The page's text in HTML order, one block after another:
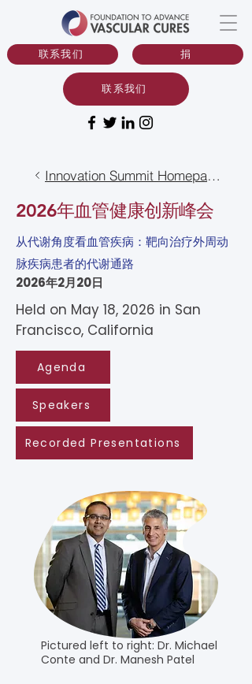
捐
联系我们
联系我们
Innovation Summit Homepage
2026年血管健康创新峰会
从代谢角度看血管疾病：靶向治疗外周动
脉疾病患者的代谢通路
2026年2月20日
Held on May 18, 2026 in San
Francisco, California
Agenda
Speakers
Recorded Presentations
Pictured left to right: Dr. Michael
Conte and Dr. Manesh Patel